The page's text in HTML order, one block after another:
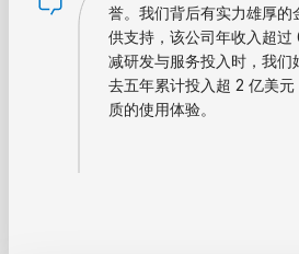
誉。我们背后有实力雄厚的
供支持，该公司年收入超
减研发与服务投入时，我们
去五年累计投入超 2 亿美
质的使用体验。